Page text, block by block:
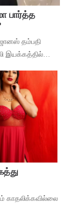
பார்த்த
ஜோனஸ் தம்பதி
இயக்கத்தில்
காதலிக்கவில்லை